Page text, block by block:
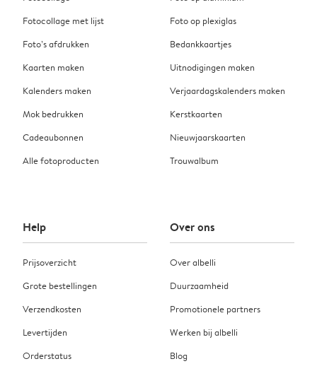
Fotocollage met lijst
Foto’s afdrukken
Kaarten maken
Kalenders maken
Mok bedrukken
Cadeaubonnen
Alle fotoproducten
Foto op plexiglas
Bedankkaartjes
Uitnodigingen maken
Verjaardagskalenders maken
Kerstkaarten
Nieuwjaarskaarten
Trouwalbum
Help
Prijsoverzicht
Grote bestellingen
Verzendkosten
Levertijden
Orderstatus
Over ons
Over albelli
Duurzaamheid
Promotionele partners
Werken bij albelli
Blog